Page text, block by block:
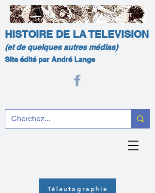
HISTOIRE DE LA TELEVISION
(et de quelques autres médias)
Site édité par André Lange
Télautographie